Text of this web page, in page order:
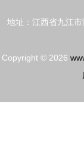
地址：江西省九江
Copyright © 2026